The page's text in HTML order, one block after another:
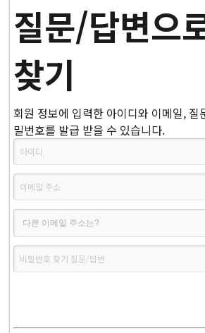
질문/답변으
찾기
회원 정보에 입력한 아이디와 이메일, 질
밀번호를 발급 받을 수 있습니다.